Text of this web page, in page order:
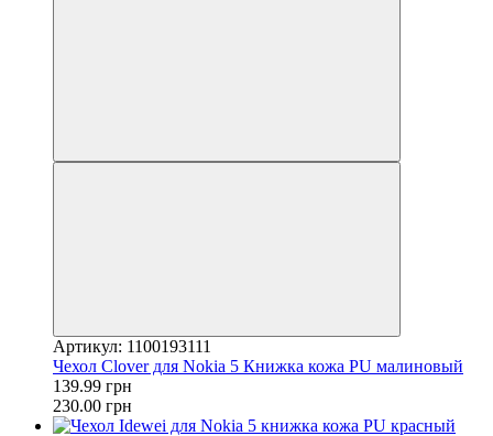
Артикул: 1100193111
Чехол Clover для Nokia 5 Книжка кожа PU малиновый
139.99 грн
230.00 грн